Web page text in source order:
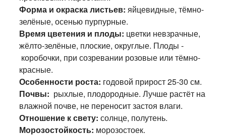
Форма и окраска листьев: яйцевидные, тёмно-
зелёные, осенью пурпурные.
Время цветения и плоды: цветки невзрачные,
жёлто-зелёные, плоские, округлые. Плоды -
коробочки, при созревании розовые или тёмно-
красные.
Особенности роста: годовой прирост 25-30 см.
Почвы: рыхлые, плодородные. Лучше растёт на
влажной почве, не переносит застоя влаги.
Отношение к свету: солнце, полутень.
Морозостойкость: морозостоек.